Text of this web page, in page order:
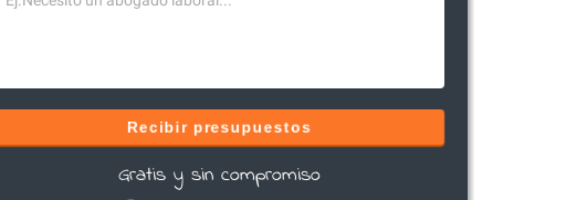
Recibir presupuestos
Gratis y sin compromiso